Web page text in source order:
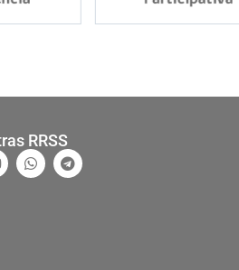
RRSS